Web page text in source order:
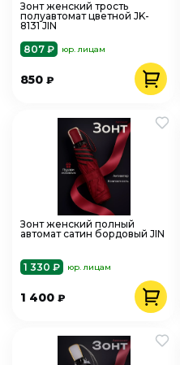
Зонт женский трость
полуавтомат цветной JK-
8131 JIN
807 ₽
юр. лицам
850 ₽
Зонт женский полный
автомат сатин бордовый JIN
1 330 ₽ юр. лицам
1 400 ₽